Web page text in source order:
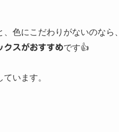
色にこだわりがないのなら、
クスがおすすめです👍
います。